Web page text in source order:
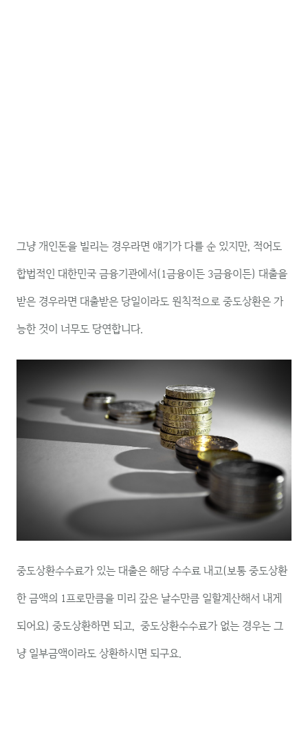
그냥 개인돈을 빌리는 경우라면 얘기가 다를 순 있지만, 적어도
합법적인 대한민국 금융기관에서(1금융이든 3금융이든) 대출을
받은 경우라면 대출받은 당일이라도 원칙적으로 중도상환은 가
능한 것이 너무도 당연합니다.
중도상환수수료가 있는 대출은 해당 수수료 내고(보통 중도상환
한 금액의 1프로만큼을 미리 갚은 날수만큼 일할계산해서 내게
되어요) 중도상환하면 되고, 중도상환수수료가 없는 경우는 그
냥 일부금액이라도 상환하시면 되구요.